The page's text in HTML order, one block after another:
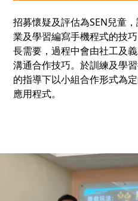
招募懷疑及評估為SEN兒童
業及學習編寫手機程式的技
長需要，過程中會由社工及
溝通合作技巧。於訓練及學
的指導下以小組合作形式為
應用程式。